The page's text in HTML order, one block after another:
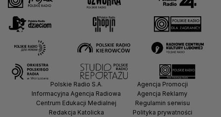
Polskie Radio S.A.
Informacyjna Agencja Radiowa
Centrum Edukacji Medialnej
Redakcja Katolicka
Agencja Promocji
Agencja Reklamy
Regulamin serwisu
Polityka prywatności